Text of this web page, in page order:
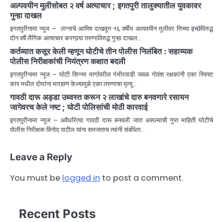
अल्पवयीन मुलीसोबत २ वर्ष अत्याचार ; इगतपुरी तालुक्यातील युवकावर
गुन्हा दाखल
इगतपुरीनामा न्यूज – लग्नाचे आमिष दाखवून १६ वर्षीय अल्पवयीन मुलीवर तिच्या इच्छेविरुद्ध
दोन वर्षे लैंगिक अत्याचार करणार्‍या तरुणाविरुद्ध गुन्हा दाखल…
कर्तव्यात कसूर केली म्हणून घोटीचे तीन पोलीस निलंबित : सहाय्यक
पोलीस निरीक्षकांची नियंत्रण कक्षात बदली
इगतपुरीनामा न्यूज – घोटी सिन्नर मार्गावरील गंभीरवाडी जवळ गोवंश रक्षकांनी एका स्विफ्ट
कार मधील दोघांना मारहाण केल्यामुळे एका तरुणाचा मृत्यू…
गावठी दारू अड्डा उध्वस्त करून २ लाखांचे दारु बनवणारे रसायन
जागेवरच केले नष्ट ; घोटी पोलिसांची मोठी कारवाई
इगतपुरीनामा न्यूज – अवैधरित्या गावठी दारू बनवली जात असल्याची गुप्त माहिती घोटीचे
पोलीस निरीक्षक विनोद पाटील यांना समजताच त्यांनी संबंधित…
Leave a Reply
You must be logged in to post a comment.
Recent Posts